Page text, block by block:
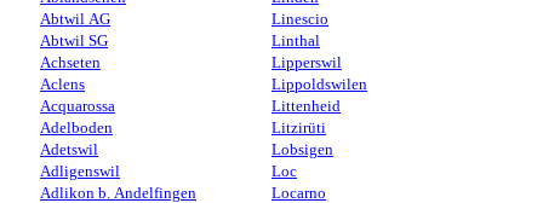
Abtwil AG
Abtwil SG
Achseten
Aclens
Acquarossa
Adelboden
Adetswil
Adligenswil
Adlikon b. Andelfingen
Linescio
Linthal
Lipperswil
Lippoldswilen
Littenheid
Litzirüti
Lobsigen
Loc
Locarno